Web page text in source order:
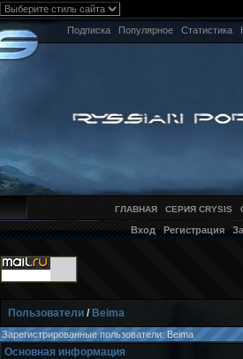
Подписка Популярное Статистика
ГЛАВНАЯ СЕРИЯ CRYSIS
Вход Регистрация
Пользователи / Beima
Зарегистрированные пользователи: Beima
Основная информация